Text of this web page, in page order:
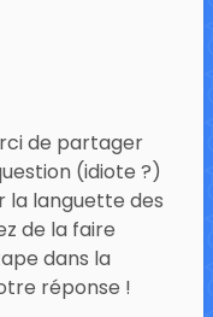
de partager
(idiote ?)
la languette des
de la faire
dans la
réponse !